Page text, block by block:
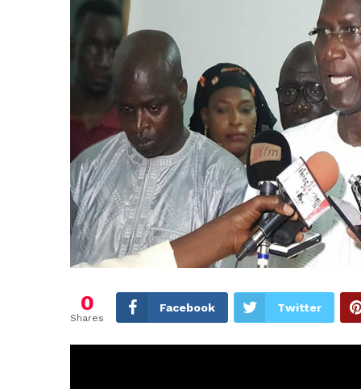
0
Shares
Facebook Twitter